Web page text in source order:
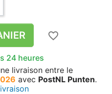
favorite_border
24 heures
livraison entre le
avec PostNL Punten.